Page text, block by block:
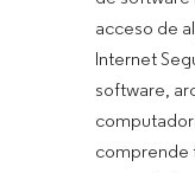
acceso de
Internet
software,
comprende